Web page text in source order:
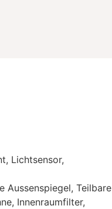
Lichtsensor,
Aussenspiegel, Teilbare
Innenraumfilter,